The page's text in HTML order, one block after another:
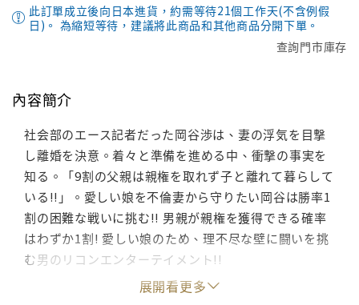
此訂單成立後向日本進貨，約需等待21個工作天(不含例假
日)。 為縮短等待，建議將此商品和其他商品分開下單。
查詢門市庫存
內容簡介
社会部のエース記者だった岡谷渉は、妻の浮気を目撃
し離婚を決意。着々と準備を進める中、衝撃の事実を
知る。「9割の父親は親権を取れず子と離れて暮らして
いる!!」。愛しい娘を不倫妻から守りたい岡谷は勝率1
割の困難な戦いに挑む!! 男親が親権を獲得できる確率
はわずか1割! 愛しい娘のため、理不尽な壁に闘いを挑
む男のリコンエンターテイメント!!
展開看更多